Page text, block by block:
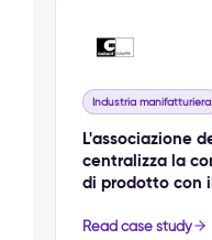
Industria manifatturiera
L'associazione
centralizza la
di prodotto con
Read case study